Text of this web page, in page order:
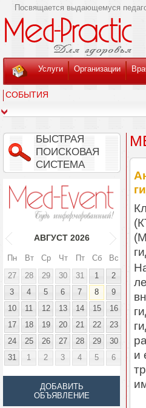
Посвящается выдающемуся
Услуги Организации
СОБЫТИЯ
БЫСТРАЯ
ПОИСКОВАЯ
СИСТЕМА
АВГУСТ 2026
Пн Вт Ср Чт Пт Сб
Вс
27
28 29 30 31 1
2
3
4 5 6 7 8
9
10
11 12 13 14 15
16
17
18 19 20 21 22
23
24
25 26 27 28 29
30
31
1 2 3 4 5 6
ДОБАВИТЬ
ОБЪЯВЛЕНИЕ
и